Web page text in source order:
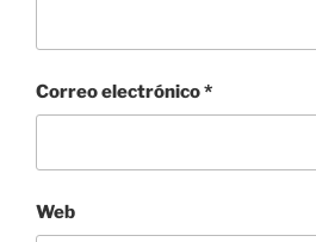
Correo electrónico*
Web